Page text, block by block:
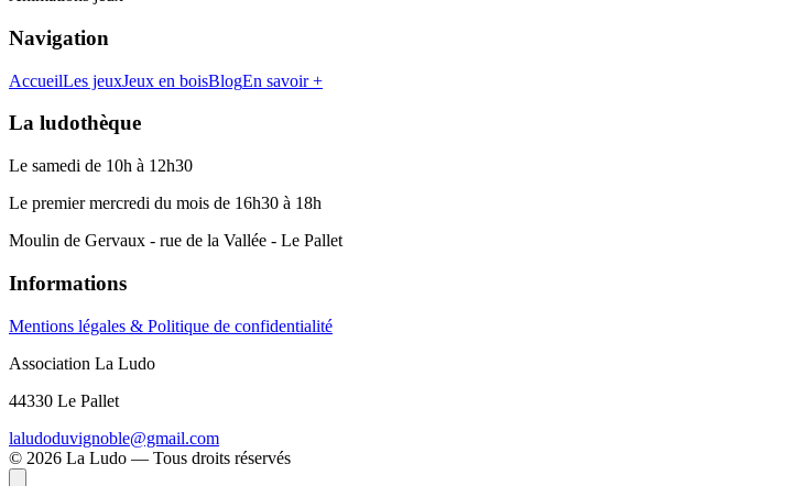
Navigation
AccueilLes jeuxJeux en boisBlogEn savoir +
La ludothèque
Le samedi de 10h à 12h30
Le premier mercredi du mois de 16h30 à 18h
Moulin de Gervaux - rue de la Vallée - Le Pallet
Informations
Mentions légales & Politique de confidentialité
Association La Ludo
44330 Le Pallet
laludoduvignoble@gmail.com
© 2026 La Ludo — Tous droits réservés